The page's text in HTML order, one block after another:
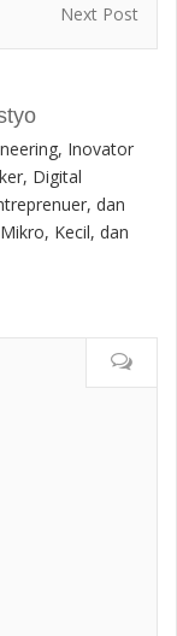
Next Post
Inovator
Digital
dan
Kecil, dan